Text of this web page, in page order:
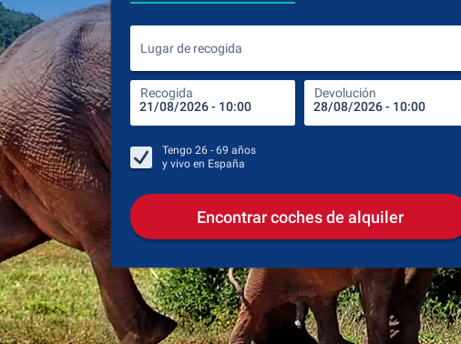
Lugar de recogida
Recogida Devolución
Tengo 26 - 69 años
y vivo en España
Encontrar coches de alquiler